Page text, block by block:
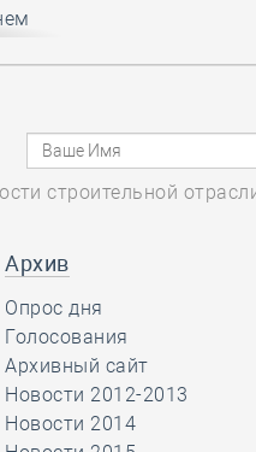
строительной
Архив
Опрос дня
Голосования
Архивный сайт
Новости 2012-2013
Новости 2014